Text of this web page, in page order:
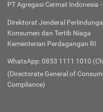
PT Agregasi Cermat Indonesia
Direktorat Jenderal
Konsumen dan Tertib Niaga
Kementerian Perdagangan RI
WhatsApp: 0853 1111 1010
(Directorate General of
Compliance)